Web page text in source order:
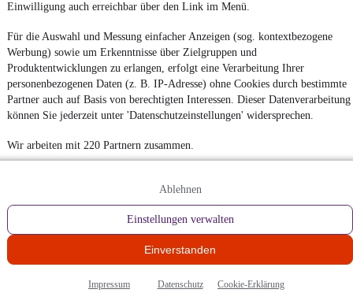
Einwilligung auch erreichbar über den Link im Menü.
Für die Auswahl und Messung einfacher Anzeigen (sog. kontextbezogene
Werbung) sowie um Erkenntnisse über Zielgruppen und
Produktentwicklungen zu erlangen, erfolgt eine Verarbeitung Ihrer
personenbezogenen Daten (z. B. IP-Adresse) ohne Cookies durch bestimmte
Partner auch auf Basis von berechtigten Interessen. Dieser Datenverarbeitung
können Sie jederzeit unter 'Datenschutzeinstellungen' widersprechen.
Wir arbeiten mit 220 Partnern zusammen.
Ablehnen
Einstellungen verwalten
Einverstanden
Impressum Datenschutz Cookie-Erklärung